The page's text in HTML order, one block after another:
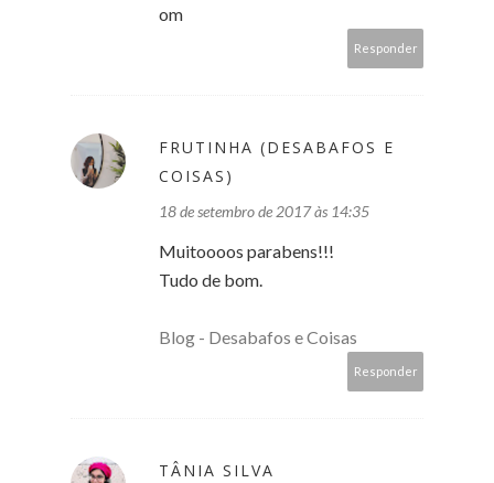
om
Responder
FRUTINHA (DESABAFOS E
COISAS)
18 de setembro de 2017 às 14:35
Muitoooos parabens!!!
Tudo de bom.
Blog - Desabafos e Coisas
Responder
TÂNIA SILVA